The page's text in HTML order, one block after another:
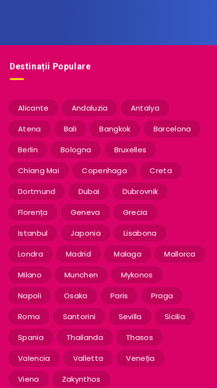
Destinații Populare
Alicante Andaluzia Antalya
Atena Bali Bangkok Barcelona
Berlin Bologna Bruxelles
Chiang Mai Copenhaga Creta
Dortmund Dubai Dubrovnik
Florența Geneva Grecia
Istanbul Japonia Lisabona
Londra Madrid Malaga Mallorca
Milano Munchen Mykonos
Napoli Osaka Paris Praga
Roma Santorini Sevilla Sicilia
Spania Thailanda Thasos
Valencia Valletta Veneția
Viena Zakynthos